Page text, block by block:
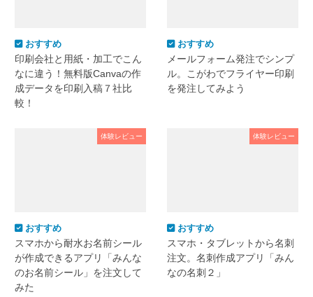
おすすめ
印刷会社と用紙・加工でこん
なに違う！無料版Canvaの作
成データを印刷入稿７社比
較！
おすすめ
メールフォーム発注でシンプ
ル。こがわでフライヤー印刷
を発注してみよう
体験レビュー
おすすめ
スマホから耐水お名前シール
が作成できるアプリ「みんな
のお名前シール」を注文して
みた
体験レビュー
おすすめ
スマホ・タブレットから名刺
注文。名刺作成アプリ「みん
なの名刺２」